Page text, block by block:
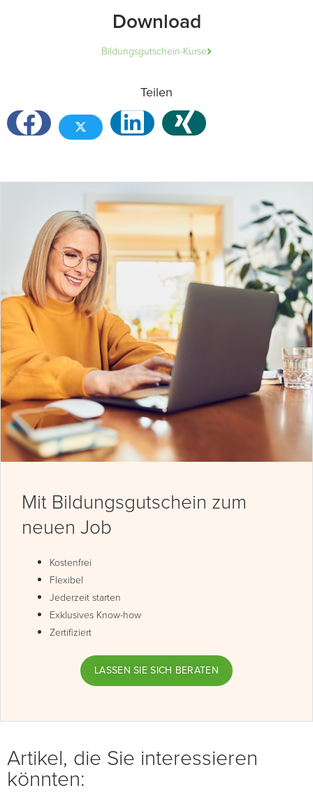
Download
Bildungsgutschein-Kurse
Teilen
Mit Bildungsgutschein zum
neuen Job
Kostenfrei
Flexibel
Jederzeit starten
Exklusives Know-how
Zertifiziert
LASSEN SIE SICH BERATEN
Artikel, die Sie interessieren
könnten: